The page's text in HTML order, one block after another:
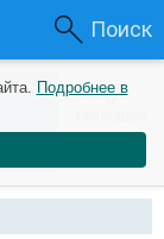
Поиск
0 0
Подробнее в